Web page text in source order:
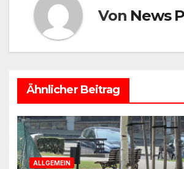
Von News
Ähnlicher Beitrag
ALLGEMEIN